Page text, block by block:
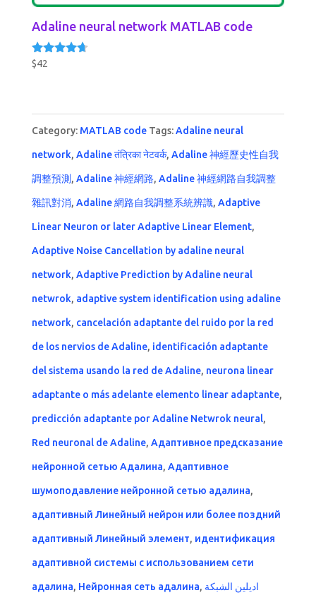
Adaline neural network MATLAB code
Rated
$42
Category: MATLAB code Tags:Adaline neural
network, Adaline तंत्रिका नेटवर्क, Adaline 神經歷史性自我
調整預測 , Adaline 神經網路, Adaline 神經網路自我調整
雜訊對消, Adaline 網路自我調整系統辨識, Adaptive
Linear Neuron or later Adaptive Linear Element,
Adaptive Noise Cancellation by adaline neural
network, Adaptive Prediction by Adaline neural
netwrok, adaptive system identification using adaline
network, cancelación adaptante del ruido por la red
de los nervios de Adaline, identificación adaptante
del sistema usando la red de Adaline, neurona linear
adaptante o más adelante elemento linear adaptante,
predicción adaptante por Adaline Netwrok neural,
Red neuronal de Adaline, Адаптивное предсказание
нейронной сетью Адалина, Адаптивное
шумоподавление нейронной сетью адалина,
адаптивный Линейный нейрон или более поздний
адаптивный Линейный элемент, идентификация
адаптивной системы с использованием сети
адалина, Нейронная сеть адалина, اديلين الشبكة